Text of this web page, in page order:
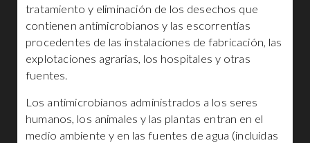
tratamiento y eliminación de los desechos que
contienen antimicrobianos y las escorrentías
procedentes de las instalaciones de fabricación, las
explotaciones agrarias, los hospitales y otras
fuentes.
Los antimicrobianos administrados a los seres
humanos, los animales y las plantas entran en el
medio ambiente y en las fuentes de agua (incluidas